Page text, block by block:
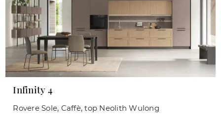
Infinity 4
Rovere Sole, Caffè, top Neolith Wulong